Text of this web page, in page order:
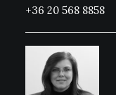
+36 20 568 8858